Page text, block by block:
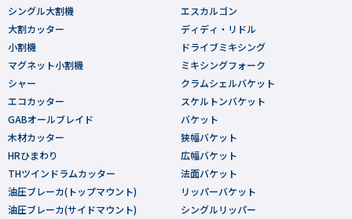
シングル大割機
大割カッター
小割機
マグネット小割機
シャー
エコカッター
GABオールブレイド
木材カッター
HRひまわり
THツインドラムカッター
油圧ブレーカ(トップマウント)
油圧ブレーカ(サイドマウント)
エスカルゴン
ディディ・リドル
ドライブミキシング
ミキシングフォーク
クラムシェルバケット
スケルトンバケット
バケット
狭幅バケット
広幅バケット
法面バケット
リッパーバケット
シングルリッパー